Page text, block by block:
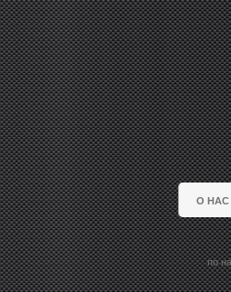
О НАС